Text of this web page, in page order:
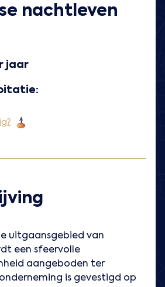
nachtleven
jaar
uitgaansgebied van
een sfeervolle
aangeboden ter
is gevestigd op